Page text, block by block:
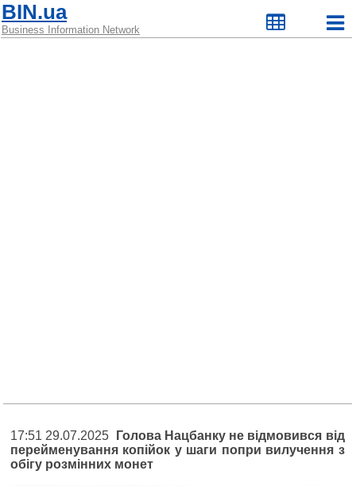
BIN.ua
Business Information Network
17:51 29.07.2025
Голова Нацбанку не відмовився від
перейменування копійок у шаги попри вилучення з
обігу розмінних монет